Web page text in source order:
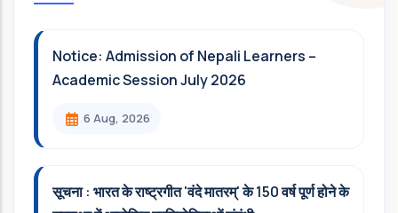
Notice: Admission of Nepali Learners –
Academic Session July 2026
6 Aug, 2026
सूचना : भारत के राष्ट्रगीत 'वंदे मातरम्' के 150 वर्ष पूर्ण होने के